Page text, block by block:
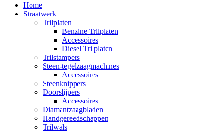
Home
Straatwerk
Trilplaten
Benzine Trilplaten
Accessoires
Diesel Trilplaten
Trilstampers
Steen-tegelzaagmachines
Accessoires
Steenknippers
Doorslijpers
Accessoires
Diamantzaagbladen
Handgereedschappen
Trilwals